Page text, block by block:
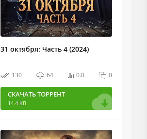
31 октября: Часть 4 (2024)
130 64 0.0 0
СКАЧАТЬ ТОРРЕНТ
14.4 KB